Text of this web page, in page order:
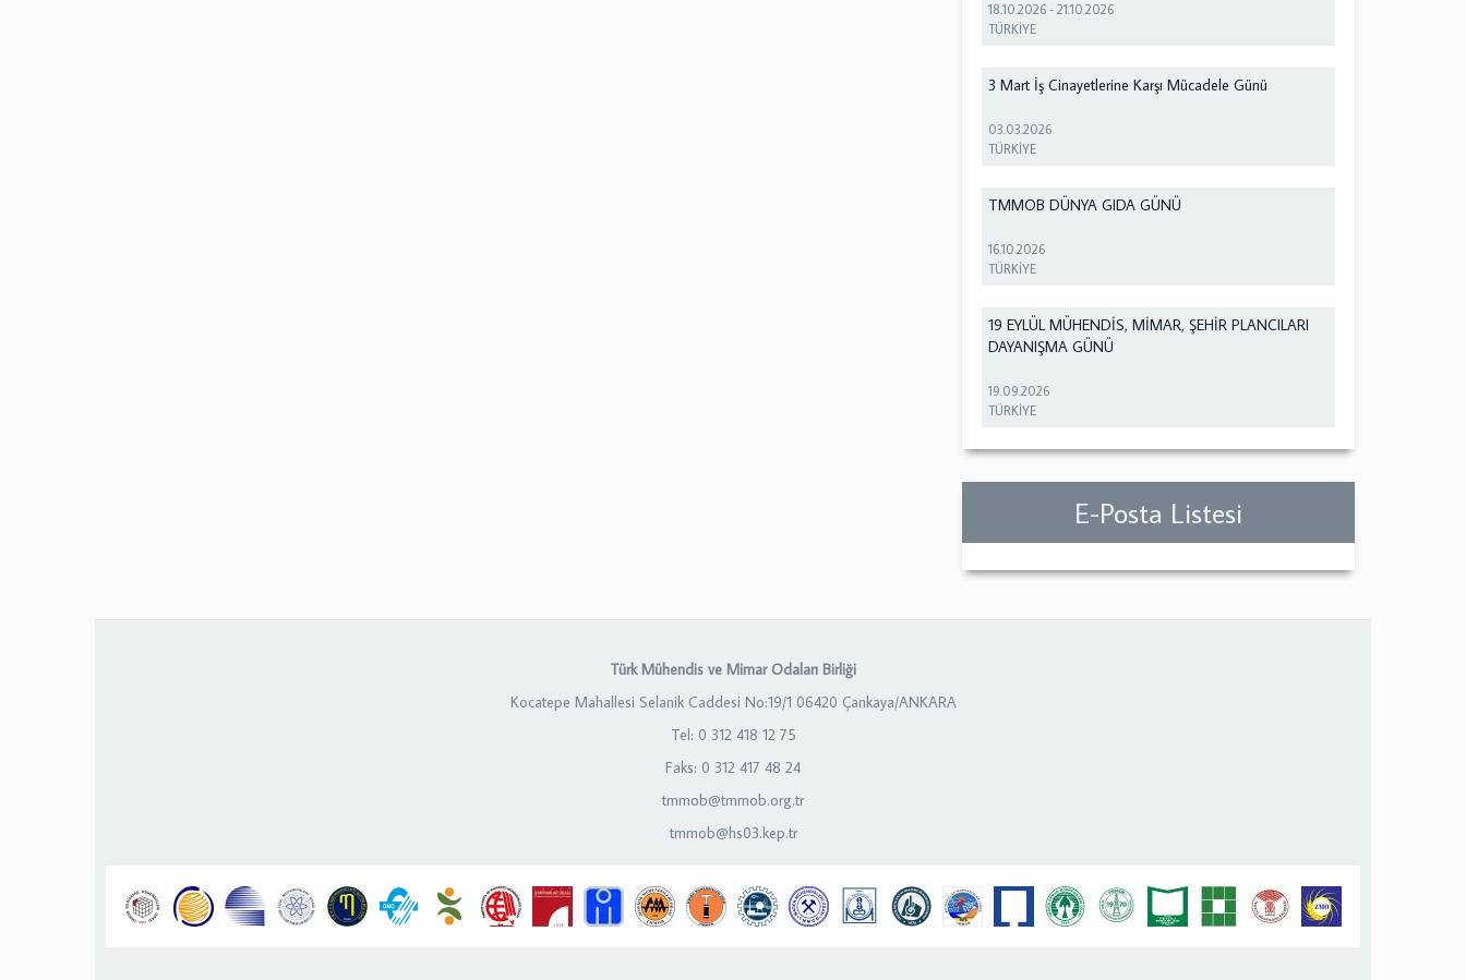
18.10.2026 -21.10.2026
TÜRKİYE
3 Mart İş Cinayetlerine Karşı Mücadele Günü
03.03.2026
TÜRKİYE
TMMOB DÜNYA GIDA GÜNÜ
16.10.2026
TÜRKİYE
19 EYLÜL MÜHENDİS, MİMAR, ŞEHİR PLANCILARI
DAYANIŞMA GÜNÜ
19.09.2026
TÜRKİYE
E-Posta Listesi
Türk Mühendis ve Mimar Odaları Birliği
Kocatepe Mahallesi Selanik Caddesi No:19/1 06420 Çankaya/ANKARA
Tel: 0 312 418 12 75
Faks: 0 312 417 48 24
tmmob@tmmob.org.tr
tmmob@hs03.kep.tr